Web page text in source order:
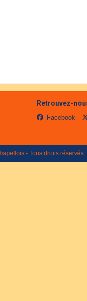
Retrouvez-
Facebook
- Tous droits réservés